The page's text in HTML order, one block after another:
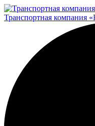
Транспортная компания